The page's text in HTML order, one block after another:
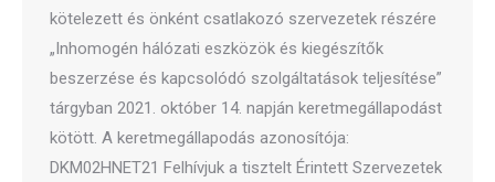
kötelezett és önként csatlakozó szervezetek részére
„Inhomogén hálózati eszközök és kiegészítők
beszerzése és kapcsolódó szolgáltatások teljesítése”
tárgyban 2021. október 14. napján keretmegállapodást
kötött. A keretmegállapodás azonosítója:
DKM02HNET21 Felhívjuk a tisztelt Érintett Szervezetek